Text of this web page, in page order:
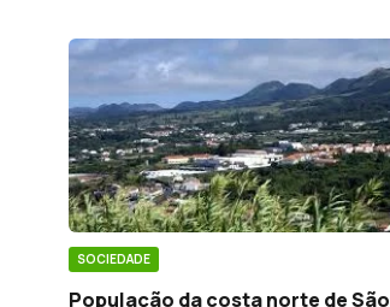
SOCIEDADE
População da costa norte de São